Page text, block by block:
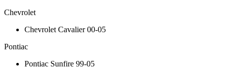
Chevrolet
Chevrolet Cavalier 00-05
Pontiac
Pontiac Sunfire 99-05